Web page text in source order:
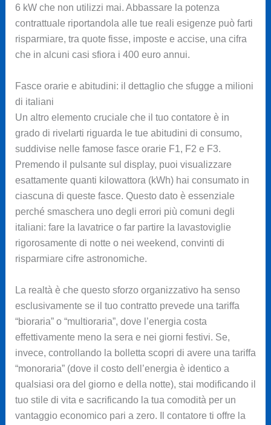
6 kW che non utilizzi mai. Abbassare la potenza
contrattuale riportandola alle tue reali esigenze può farti
risparmiare, tra quote fisse, imposte e accise, una cifra
che in alcuni casi sfiora i 400 euro annui.
Fasce orarie e abitudini: il dettaglio che sfugge a milioni
di italiani
Un altro elemento cruciale che il tuo contatore è in
grado di rivelarti riguarda le tue abitudini di consumo,
suddivise nelle famose fasce orarie F1, F2 e F3.
Premendo il pulsante sul display, puoi visualizzare
esattamente quanti kilowattora (kWh) hai consumato in
ciascuna di queste fasce. Questo dato è essenziale
perché smaschera uno degli errori più comuni degli
italiani: fare la lavatrice o far partire la lavastoviglie
rigorosamente di notte o nei weekend, convinti di
risparmiare cifre astronomiche.
La realtà è che questo sforzo organizzativo ha senso
esclusivamente se il tuo contratto prevede una tariffa
“bioraria” o “multioraria”, dove l’energia costa
effettivamente meno la sera e nei giorni festivi. Se,
invece, controllando la bolletta scopri di avere una tariffa
“monoraria” (dove il costo dell’energia è identico a
qualsiasi ora del giorno e della notte), stai modificando il
tuo stile di vita e sacrificando la tua comodità per un
vantaggio economico pari a zero. Il contatore ti offre la